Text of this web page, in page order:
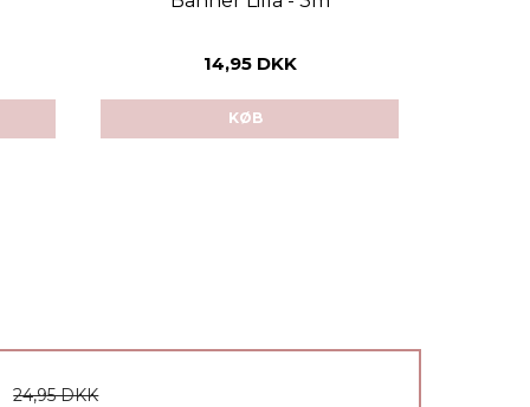
14,95 DKK
KØB
24,95 DKK